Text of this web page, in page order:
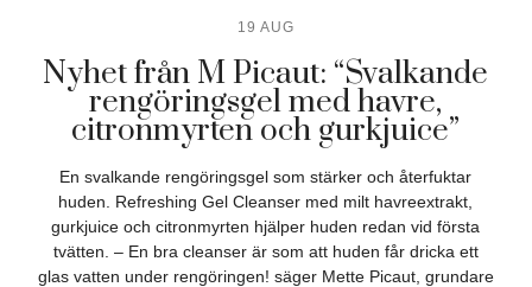
19 AUG
Nyhet från M Picaut: “Svalkande
rengöringsgel med havre,
citronmyrten och gurkjuice”
En svalkande rengöringsgel som stärker och återfuktar
huden. Refreshing Gel Cleanser med milt havreextrakt,
gurkjuice och citronmyrten hjälper huden redan vid första
tvätten. – En bra cleanser är som att huden får dricka ett
glas vatten under rengöringen! säger Mette Picaut, grundare